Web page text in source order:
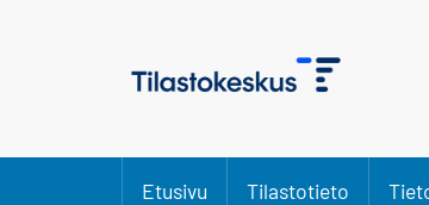
Etusivu Tilastotieto